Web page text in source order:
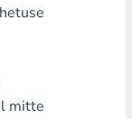
mitte